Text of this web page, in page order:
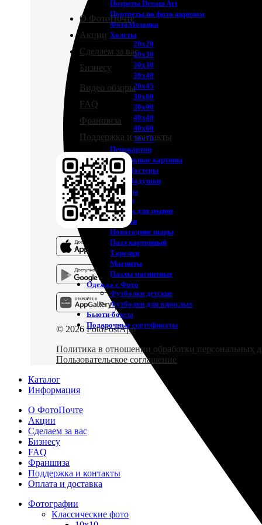
Потреты Dream Art
Портреты по фото акрилом
ФотоМозаика
Холсты
20х20
20х30
30х30
30х40
20х45
30х60
30х90
40х40
40х60
50х70
Пенокартон
Модульные картины
ФотоПостеры
ФотоПодушки
Фотоcувениры
Значки
Коврик для мыши
Кружки
Новогодние шары
Пазл картонный
Тарелки
Магниты
Пазлы магнитные
Одежда с Фото
Футболки детские
Футболки для взрослых
Бьюти-боксы
Подарочные сертификаты
О ФотоПочте
Акции
Сделаем за вас
Бизнесу
Видео обзоры
FAQ
Франшиза
Поддержка и контакты
© 2026 FotoPostApp. All rights reserved
Политика в отношении обработки персональных
Пользовательское соглашение
Каталог
Информация
О ФотоПочте
Акции
Сделаем за вас
Бизнесу
FAQ
Франшиза
Поддержка и контакты
Оплата и доставка
Фотографии
Классические фото